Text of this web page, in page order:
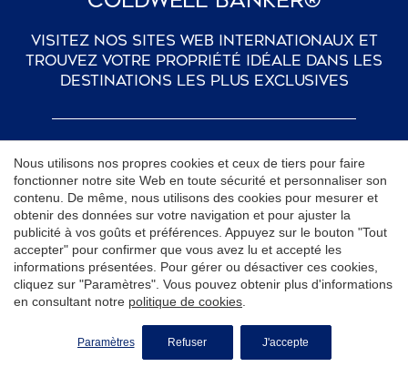
DEMANDER PLUS D'INFORMATIONS
Visitez nos sites web internationaux et
trouvez votre propriété idéale dans les
destinations les plus exclusives
Argentina
Aruba
Bahamas
Bermuda
British Virgin Islands
Malta
Mexico
Northern Cyprus
Paraguay
Nous utilisons nos propres cookies et ceux de tiers pour faire
fonctionner notre site Web en toute sécurité et personnaliser son
contenu. De même, nous utilisons des cookies pour mesurer et
obtenir des données sur votre navigation et pour ajuster la
publicité à vos goûts et préférences. Appuyez sur le bouton "Tout
accepter" pour confirmer que vous avez lu et accepté les
informations présentées. Pour gérer ou désactiver ces cookies,
cliquez sur "Paramètres". Vous pouvez obtenir plus d'informations
en consultant notre politique de cookies
Paramètres Refuser J'accepte